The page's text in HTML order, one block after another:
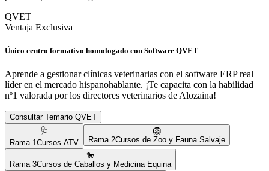
QVET
Ventaja Exclusiva
Único centro formativo homologado con Software QVET
Aprende a gestionar clínicas veterinarias con el software ERP real
líder en el mercado hispanohablante. ¡Te capacita con la habilidad
nº1 valorada por los directores veterinarios de Alozaina!
Consultar Temario QVET
🩺
Rama 1Cursos ATV
🦁
Rama 2Cursos de Zoo y Fauna Salvaje
🐎
Rama 3Cursos de Caballos y Medicina Equina